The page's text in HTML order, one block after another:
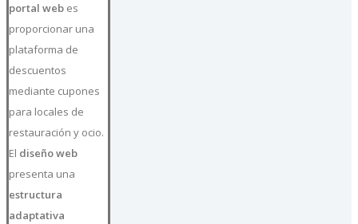
portal web es
proporcionar una
plataforma de
descuentos
mediante cupones
para locales de
restauración y ocio.
El diseño web
presenta una
estructura
adaptativa